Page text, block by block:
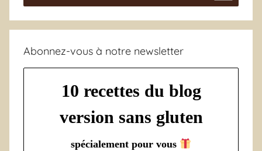
Abonnez-vous à notre newsletter
10 recettes du blog
version sans gluten
spécialement pour vous